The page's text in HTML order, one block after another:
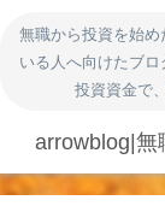
無職から投資を始
いる人へ向けたブ
投資資金で
arrowblog|無